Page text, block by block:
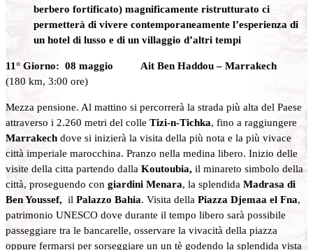
berbero fortificato) magnificamente ristrutturato ci
permetterà di vivere contemporaneamente l’esperienza di
un hotel di lusso e di un villaggio d’altri tempi
11° Giorno: 08 maggio Ait Ben Haddou – Marrakech
(180 km, 3:00 ore)
Mezza pensione. Al mattino si percorrerà la strada più alta del Paese
attraverso i 2.260 metri del colle Tizi-n-Tichka, fino a raggiungere
Marrakech dove si inizierà la visita della più nota e la più vivace
città imperiale marocchina. Pranzo nella medina libero. Inizio delle
visite della citta partendo dalla Koutoubia, il minareto simbolo della
città, proseguendo con giardini Menara, la splendida Madrasa di
Ben Youssef, il Palazzo Bahia. Visita della Piazza Djemaa el Fna,
patrimonio UNESCO dove durante il tempo libero sarà possibile
passeggiare tra le bancarelle, osservare la vivacità della piazza
oppure fermarsi per sorseggiare un un tè godendo la splendida vista